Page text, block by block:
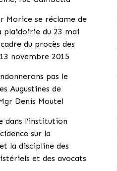
Morice se réclame de
plaidoirie du 23 mai
du procès des
novembre 2015
pas le
Augustines de
Denis Moutel
dans l’institution
sur la
la discipline des
et des avocats